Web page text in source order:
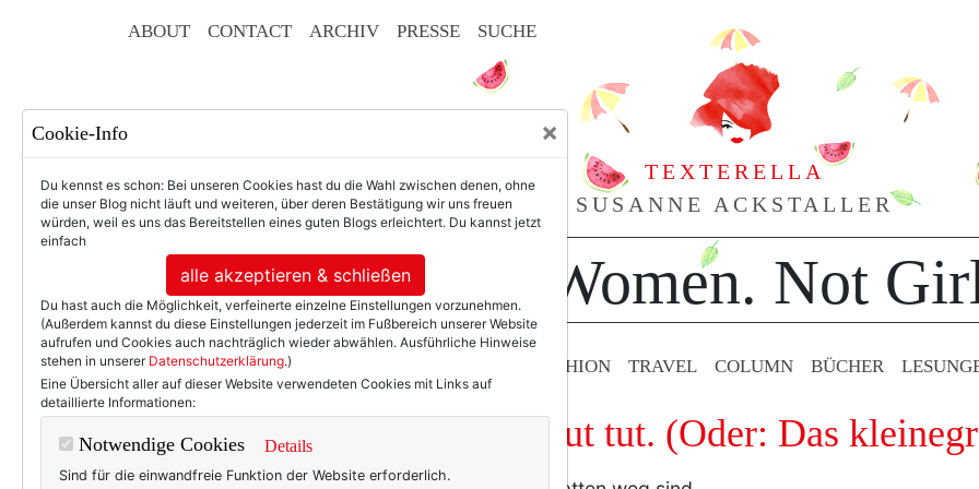
ABOUT CONTACT ARCHIV PRESSE SUCHE
TEXTERELLA
SUSANNE ACKSTALLER
For Women. Not
BEAUTY & FASHION TRAVEL COLUMN BÜCHER
Was schön ist. Und gut tut. (Oder: Das
Cookie-Info ×
Du kennst es schon: Bei unseren Cookies hast du die Wahl zwischen denen, ohne
die unser Blog nicht läuft und weiteren, über deren Bestätigung wir uns freuen
würden, weil es uns das Bereitstellen eines guten Blogs erleichtert. Du kannst jetzt
einfach
alle akzeptieren & schließen
Du hast auch die Möglichkeit, verfeinerte einzelne Einstellungen vorzunehmen.
(Außerdem kannst du diese Einstellungen jederzeit im Fußbereich unserer Website
aufrufen und Cookies auch nachträglich wieder abwählen. Ausführliche Hinweise
stehen in unserer Datenschutzerklärung.)
Eine Übersicht aller auf dieser Website verwendeten Cookies mit Links auf
detaillierte Informationen:
Notwendige Cookies Details
Sind für die einwandfreie Funktion der Website erforderlich.